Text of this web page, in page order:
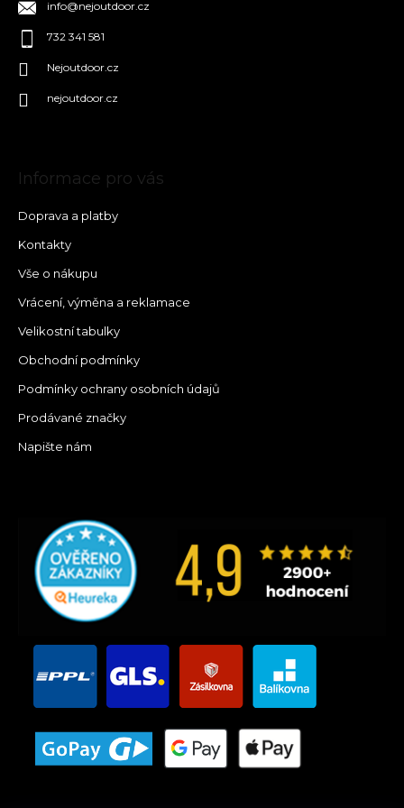
info@nejoutdoor.cz
732 341 581
Nejoutdoor.cz
nejoutdoor.cz
Informace pro vás
Doprava a platby
Kontakty
Vše o nákupu
Vrácení, výměna a reklamace
Velikostní tabulky
Obchodní podmínky
Podmínky ochrany osobních údajů
Prodávané značky
Napište nám